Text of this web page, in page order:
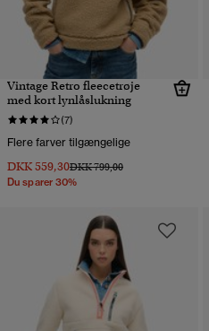
Vintage Retro fleecetrøje
med kort lynlåslukning
(7)
Flere farver tilgængelige
DKK 559,30Pris nedsat fra
DKK 799,00til
Du sparer 30%